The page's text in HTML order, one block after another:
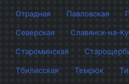
Отрадная
Павловская
Северская
Славянск-на-
Староминская
Тбилисская
Темрюк